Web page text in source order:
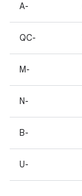
A-
QC-
M-
N-
B-
U-